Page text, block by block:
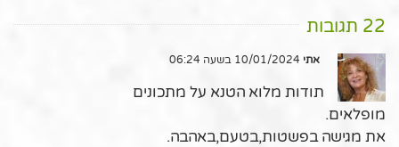
22 תגובות
אתי
תודות מלוא הטנא על מתכונים
מופלאים.
את מגישה בפשטות,בטעם,באהבה.